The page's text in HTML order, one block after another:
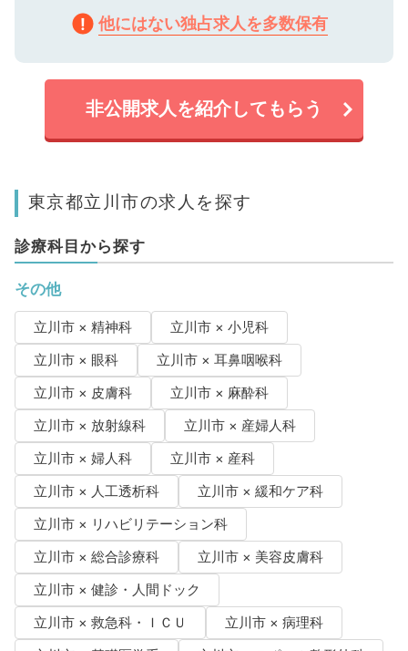
他にはない独占求人を多数保有
非公開求人を紹介してもらう
東京都立川市の求人を探す
診療科目から探す
その他
立川市 × 精神科
立川市 × 小児科
立川市 × 眼科
立川市 × 耳鼻咽喉科
立川市 × 皮膚科
立川市 × 麻酔科
立川市 × 放射線科
立川市 × 産婦人科
立川市 × 婦人科
立川市 × 産科
立川市 × 人工透析科
立川市 × 緩和ケア科
立川市 × リハビリテーション科
立川市 × 総合診療科
立川市 × 美容皮膚科
立川市 × 健診・人間ドック
立川市 × 救急科・ＩＣＵ
立川市 × 病理科